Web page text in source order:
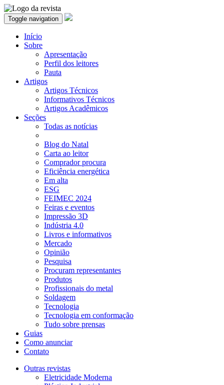
Toggle navigation
Início
Sobre
Apresentação
Perfil dos leitores
Pauta
Artigos
Artigos Técnicos
Informativos Técnicos
Artigos Acadêmicos
Seções
Todas as notícias
Blog do Natal
Carta ao leitor
Comprador procura
Eficiência energética
Em alta
ESG
FEIMEC 2024
Feiras e eventos
Impressão 3D
Indústria 4.0
Livros e informativos
Mercado
Opinião
Pesquisa
Procuram representantes
Produtos
Profissionais do metal
Soldagem
Tecnologia
Tecnologia em conformação
Tudo sobre prensas
Guias
Como anunciar
Contato
Outras revistas
Eletricidade Moderna